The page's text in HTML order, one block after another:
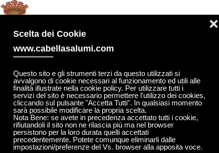
Scelta dei Cookie
www.cabellasalumi.com
Questo sito e gli strumenti terzi da questo utilizzati si
avvalgono di cookie necessari al funzionamento ed utili alle
finalità illustrate nella cookie policy. Per utilizzare tutti i
servizi del sito è necessario permettere l'utilizzo dei cookies,
cliccando sul pulsante "Accetta Tutti". In qualsiasi momento
sarà possibile modificare la propria scelta.
Nota Bene: se avete in precedenza accettato tutti i cookie,
rifiutandoli il sito non ne rilascia più ma nel browser
persistono per la loro durata quelli accettati
precedentemente. Potete comunque eliminarli dalle
impostazioni/preferenze del Vs. browser alla apposita voce.
❌
Galantina
Può essere definito il "prosciutto dei
genovesi", grazie alla sua composizione
pregiata di carni di vitello e maiale.